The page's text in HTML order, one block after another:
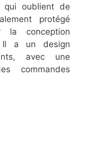
qui oublient de
protégé
la conception
Il a un design
avec une
commandes